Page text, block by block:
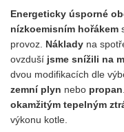
Energeticky úsporné
nízkoemisním hořákem
provoz. Náklady na
ovzduší jsme snížili na
dvou modifikacích dle
zemní plyn nebo propan
okamžitým tepelným
výkonu kotle.